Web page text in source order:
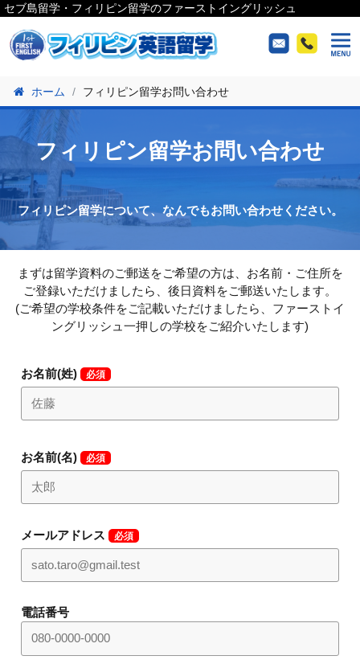
セブ島留学・フィリピン留学のファーストイングリッシュ
ホーム フィリピン留学お問い合わせ
フィリピン留学お問い合わせ
フィリピン留学について、なんでもお問い合わせください。
まずは留学資料のご郵送をご希望の方は、お名前・ご住所を
ご登録いただけましたら、後日資料をご郵送いたします。
(ご希望の学校条件をご記載いただけましたら、ファーストイ
ングリッシュ一押しの学校をご紹介いたします)
お名前(姓) 必須
お名前(名) 必須
メールアドレス 必須
電話番号